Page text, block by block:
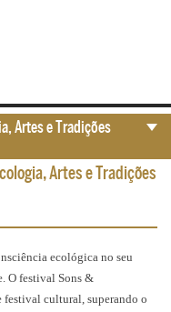
Artes e Tradições
ecológica no seu
O festival Sons &
festival cultural, superando o
Artes e Tradições